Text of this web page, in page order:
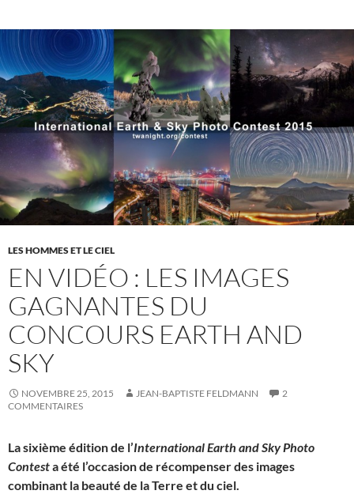
LES HOMMES ET LE CIEL
EN VIDÉO : LES IMAGES
GAGNANTES DU
CONCOURS EARTH AND
SKY
NOVEMBRE 25, 2015 JEAN-BAPTISTE FELDMANN
2
COMMENTAIRES
La sixième édition de l’International Earth and Sky Photo
Contesta été l’occasion de récompenser des images
combinant la beauté de la Terre et du ciel.